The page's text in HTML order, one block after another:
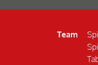
Team